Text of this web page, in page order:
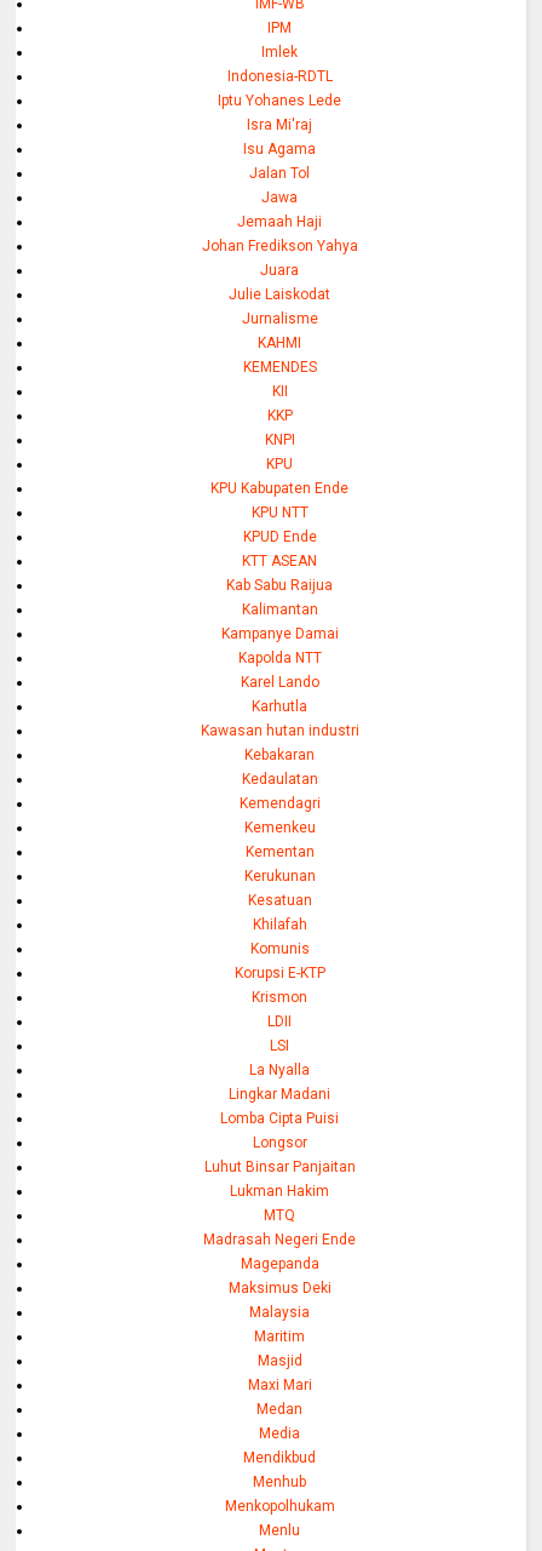
IPM
Imlek
Indonesia-RDTL
Iptu Yohanes Lede
Isra Mi'raj
Isu Agama
Jalan Tol
Jawa
Jemaah Haji
Johan Fredikson Yahya
Juara
Julie Laiskodat
Jurnalisme
KAHMI
KEMENDES
KII
KKP
KNPI
KPU
KPU Kabupaten Ende
KPU NTT
KPUD Ende
KTT ASEAN
Kab Sabu Raijua
Kalimantan
Kampanye Damai
Kapolda NTT
Karel Lando
Karhutla
Kawasan hutan industri
Kebakaran
Kedaulatan
Kemendagri
Kemenkeu
Kementan
Kerukunan
Kesatuan
Khilafah
Komunis
Korupsi E-KTP
Krismon
LDII
LSI
La Nyalla
Lingkar Madani
Lomba Cipta Puisi
Longsor
Luhut Binsar Panjaitan
Lukman Hakim
MTQ
Madrasah Negeri Ende
Magepanda
Maksimus Deki
Malaysia
Maritim
Masjid
Maxi Mari
Medan
Media
Mendikbud
Menhub
Menkopolhukam
Menlu